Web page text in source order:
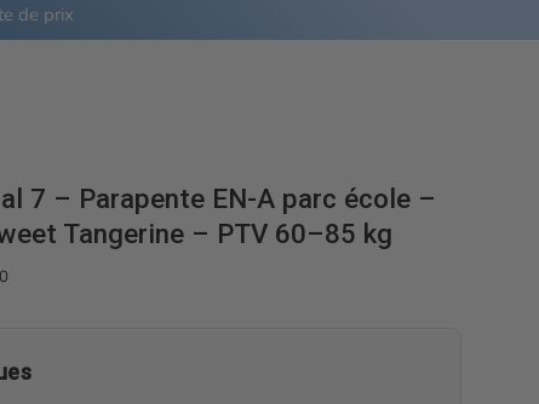
de prix
7 – Parapente EN-A parc école –
Tangerine – PTV 60–85 kg